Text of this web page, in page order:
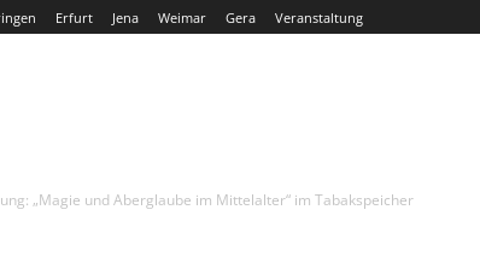
Erfurt Jena Weimar Gera Veranstaltung
„Magie und Aberglaube im Mittelalter“ im Tabakspeicher